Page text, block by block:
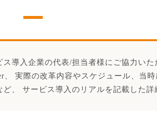
ス導入企業の代表/担当者様にご協力い
、 実際の改革内容やスケジュール、当
ど、 サービス導入のリアルを記載した詳